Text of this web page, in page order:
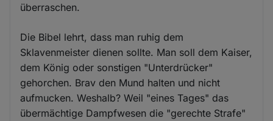
überraschen.
Die Bibel lehrt, dass man ruhig dem
Sklavenmeister dienen sollte. Man soll dem Kaiser,
dem König oder sonstigen "Unterdrücker"
gehorchen. Brav den Mund halten und nicht
aufmucken. Weshalb? Weil "eines Tages" das
übermächtige Dampfwesen die "gerechte Strafe"